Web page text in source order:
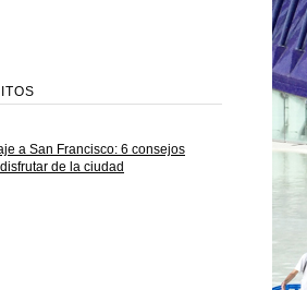
a San Francisco: 6 consejos
de la ciudad